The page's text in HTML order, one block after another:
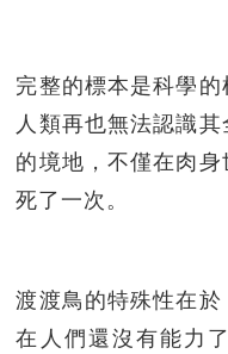
完整的標本是科學的
人類再也無法認識
的境地，不僅在肉
死了一次。
渡渡鳥的特殊性在於
在人們還沒有能力